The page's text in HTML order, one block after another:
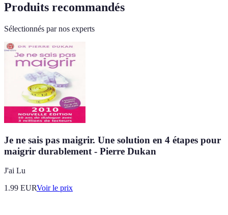
Produits recommandés
Sélectionnés par nos experts
Je ne sais pas maigrir. Une solution en 4 étapes pour
maigrir durablement - Pierre Dukan
J'ai Lu
1.99 EURVoir le prix